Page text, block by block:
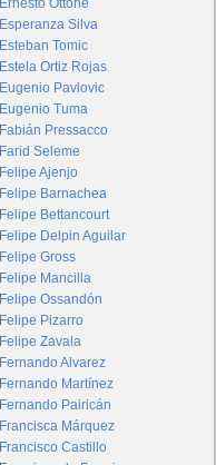
Ernesto Ottone
Esperanza Silva
Esteban Tomic
Estela Ortiz Rojas
Eugenio Pavlovic
Eugenio Tuma
Fabián Pressacco
Farid Seleme
Felipe Ajenjo
Felipe Barnachea
Felipe Bettancourt
Felipe Delpin Aguilar
Felipe Gross
Felipe Mancilla
Felipe Ossandón
Felipe Pizarro
Felipe Zavala
Fernando Alvarez
Fernando Martínez
Fernando Pairicán
Francisca Márquez
Francisco Castillo